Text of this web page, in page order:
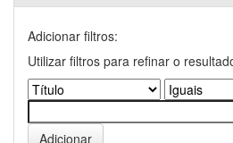
Adicionar filtros:
Utilizar filtros para refinar o